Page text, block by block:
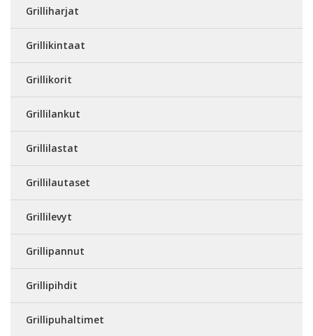
Grilliharjat
Grillikintaat
Grillikorit
Grillilankut
Grillilastat
Grillilautaset
Grillilevyt
Grillipannut
Grillipihdit
Grillipuhaltimet